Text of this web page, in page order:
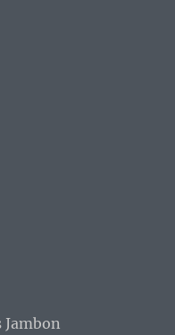
Jambon